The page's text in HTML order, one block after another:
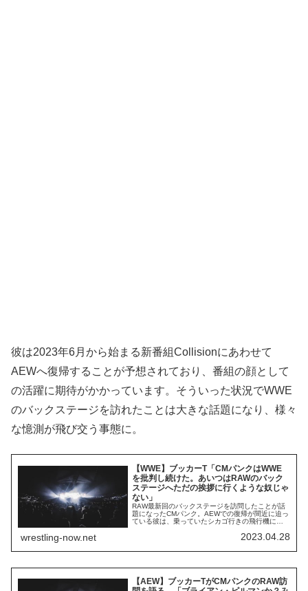
彼は2023年6月から始まる新番組Collisionにあわせて
AEWへ復帰することが予想されており、番組の顔として
の活躍に期待がかかっています。そういった状況でWWE
のバックステージを訪れたことは大きな話題になり、様々
な憶測が飛び交う事態に。
【WWE】ブッカーT「CMパンクはWWE
を批判し続けた。あいつはRAWのバック
ステージへただの挨拶に行くような奴じゃ
ない」
RAW最新回のバックステージを訪問したことが話
題になったCMパンク。AEWでの復帰が間近に迫っ
ている彼は、乗っていたシカゴ行きの飛行機に
がシカゴで開催されたRAWのバックステージへ行
と会話したと報じられている彼は、ビンス・マク
wrestling-now.net 2023.04.28
【AEW】ブッカーTがCMパンクのRAW訪